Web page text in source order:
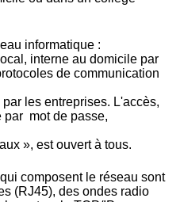
informatique :
interne au domicile par
de communication
les entreprises. L'accès,
par mot de passe,
», est ouvert à tous.
composent le réseau sont
(RJ45), des ondes radio